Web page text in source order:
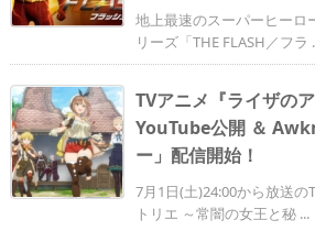
地上最速のスーパーヒーロ
リーズ「THE FLASH／フラ
TVアニメ『ライザの
YouTube公開 ＆
ー」配信開始！
7月1日(土)24:00から放送の
トリエ ～常闇の女王と秘 ...